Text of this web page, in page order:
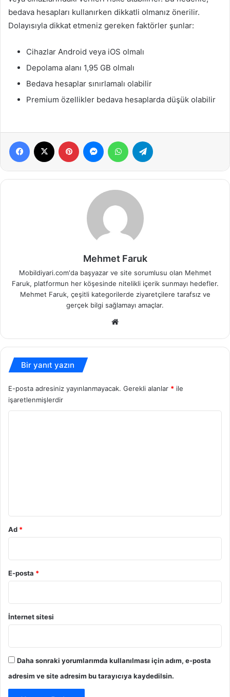
bedava hesapları kullanırken dikkatli olmanız önerilir.
Dolayısıyla dikkat etmeniz gereken faktörler şunlar:
Cihazlar Android veya iOS olmalı
Depolama alanı 1,95 GB olmalı
Bedava hesaplar sınırlamalı olabilir
Premium özellikler bedava hesaplarda düşük olabilir
Facebook Pinterest MessengerWhatsApp
Mehmet Faruk
Mobildiyari.com'da başyazar ve site sorumlusu olan Mehmet
Faruk, platformun her köşesinde nitelikli içerik sunmayı hedefler.
Mehmet Faruk, çeşitli kategorilerde ziyaretçilere tarafsız ve
gerçek bilgi sağlamayı amaçlar.
Bir yanıt yazın
E-posta adresiniz yayınlanmayacak. Gerekli alanlar * ile
işaretlenmişlerdir
Ad *
E-posta *
İnternet sitesi
Daha sonraki yorumlarımda kullanılması için adım, e-posta
adresim ve site adresim bu tarayıcıya kaydedilsin.